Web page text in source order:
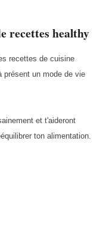
recettes healthy
recettes de cuisine
présent un mode de vie
et t'aideront
ton alimentation.